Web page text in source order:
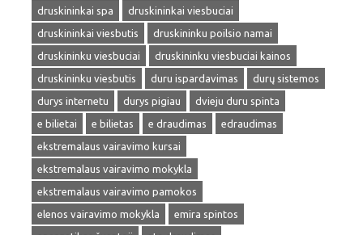
druskininkai spa
druskininkai viesbuciai
druskininkai viesbutis
druskininku poilsio namai
druskininku viesbuciai
druskininku viesbuciai kainos
druskininku viesbutis
duru ispardavimas
durų sistemos
durys internetu
durys pigiau
dvieju duru spinta
e bilietai
e bilietas e draudimas
edraudimas
ekstremalaus vairavimo kursai
ekstremalaus vairavimo mokykla
ekstremalaus vairavimo pamokos
elenos vairavimo mokykla
emira spintos